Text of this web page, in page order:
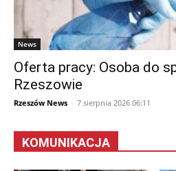
News
Oferta pracy: Osoba do
Rzeszowie
Rzeszów News - 7 sierpnia 2026 06:11
KOMUNIKACJA